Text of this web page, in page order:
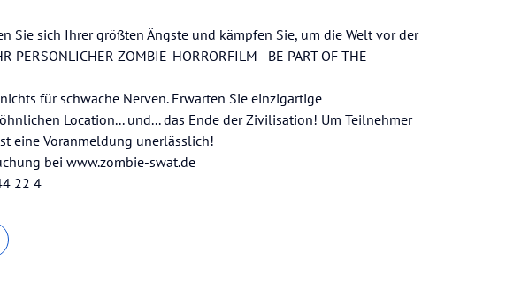
Sie sich Ihrer größten Ängste und kämpfen Sie, um die Welt vor der
ZOMBIE-HORRORFILM - BE PART OF THE
für schwache Nerven. Erwarten Sie einzigartige
Location... und... das Ende der Zivilisation! Um Teilnehmer
eine Voranmeldung unerlässlich!
bei www.zombie-swat.de
22 4